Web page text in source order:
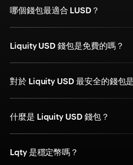
哪個錢包最適合 LUSD？
Liquity USD 錢包是免費的嗎？
對於 Liquity USD 最安全的錢包
什麼是 Liquity USD 錢包？
Lqty 是穩定幣嗎？